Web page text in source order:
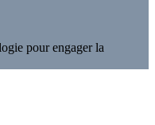
pour engager la